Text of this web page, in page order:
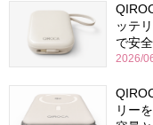
ッテ
で安
2026/
リー